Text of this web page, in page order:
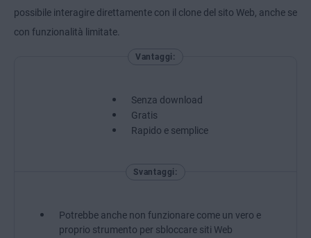
possibile interagire direttamente con il clone del sito Web, anche se
con funzionalità limitate.
Vantaggi:
Senza download
Gratis
Rapido e semplice
Svantaggi:
Potrebbe anche non funzionare come un vero e
proprio strumento per sbloccare siti Web